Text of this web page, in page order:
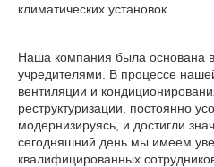
климатических установок.
Наша компания была основана
учредителями. В процессе
вентиляции и
реструктуризации, постоянно
модернизируясь, и достигли
сегодняшний день мы имеем
квалифицированных